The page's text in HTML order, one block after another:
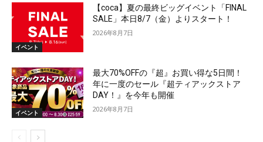
イベント
【coca】夏の最終ビッグイベント「FINAL
SALE」本日8/7（金）よりスタート！
2026年8月7日
イベント
最大70%OFFの『超』お買い得な5日間！
年に一度のセール『超ティアックストア
DAY！』を今年も開催
2026年8月7日